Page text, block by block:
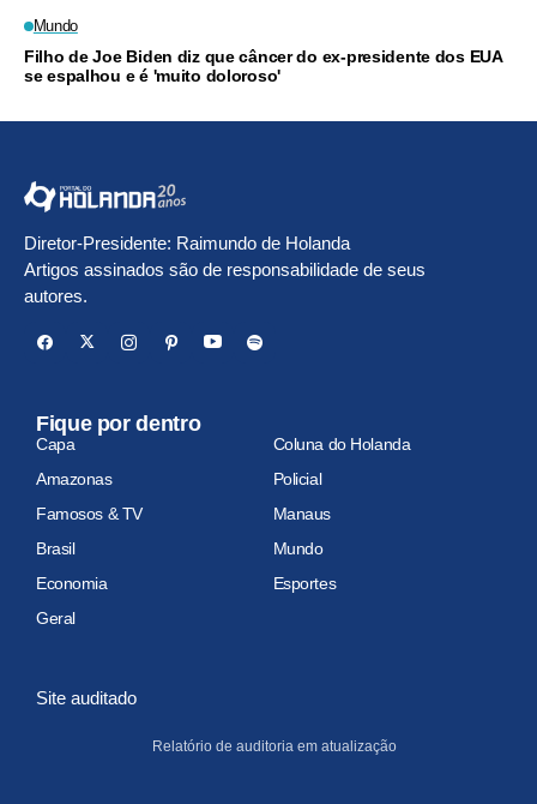
Mundo
Filho de Joe Biden diz que câncer do ex-presidente dos EUA
se espalhou e é 'muito doloroso'
Diretor-Presidente: Raimundo de Holanda
Artigos assinados são de responsabilidade de seus
autores.
Fique por dentro
Capa
Coluna do Holanda
Amazonas
Policial
Famosos & TV
Manaus
Brasil
Mundo
Economia
Esportes
Geral
Site auditado
Relatório de auditoria em atualização